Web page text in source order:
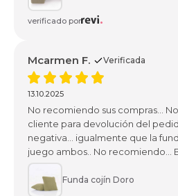
verificado por
Mcarmen F. Verificada
13.10.2025
No recomiendo sus compras... No atienden por email al
cliente para devolución del
negativa... igualmente que la
juego ambos.. No recomiendo...
Funda cojín Doro